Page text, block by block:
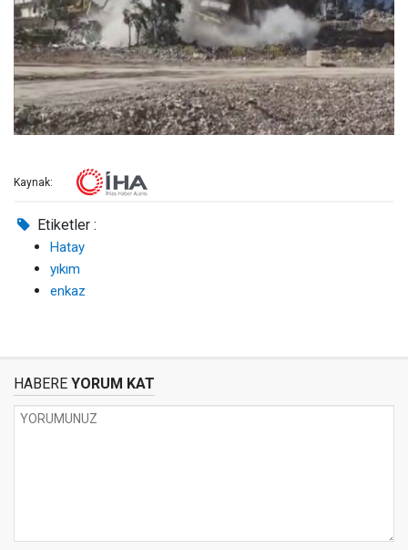
Kaynak:
Etiketler :
Hatay
yıkım
enkaz
HABERE YORUM KAT